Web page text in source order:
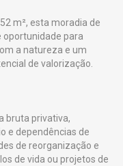
m², esta moradia de
oportunidade para
a natureza e um
de valorização.
bruta privativa,
e dependências de
de reorganização e
de vida ou projetos de